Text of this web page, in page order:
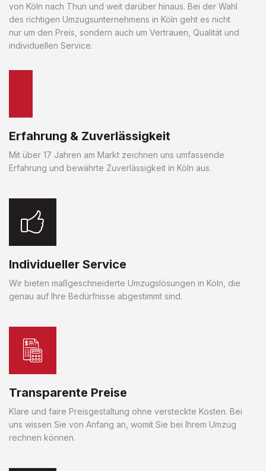
von Köln nach Thun und weit darüber hinaus. Bei der Wahl
des richtigen Umzugsunternehmens in Köln geht es nicht
nur um den Preis, sondern auch um Vertrauen, Qualität und
individuellen Service.
Erfahrung & Zuverlässigkeit
Mit über 17 Jahren am Markt zeichnen uns umfassende
Erfahrung und bewährte Zuverlässigkeit in Köln aus.
Individueller Service
Wir bieten maßgeschneiderte Umzugslösungen in Köln, die
genau auf Ihre Bedürfnisse abgestimmt sind.
Transparente Preise
Klare und faire Preisgestaltung ohne versteckte Kosten. Bei
uns wissen Sie von Anfang an, womit Sie bei Ihrem Umzug
rechnen können.